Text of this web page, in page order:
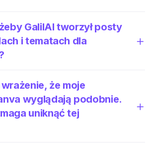
GalilAI tworzył posty
i tematach dla
że moje
wyglądają podobnie.
uniknąć tej